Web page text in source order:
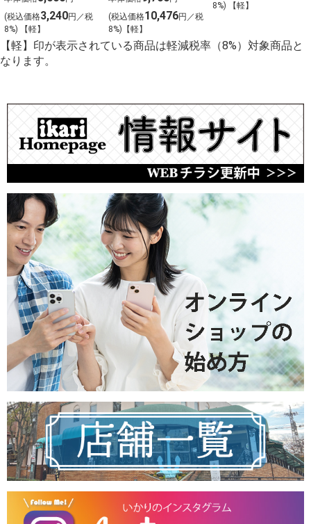
(税込価格3,240円／税
8%) 【軽】
(税込価格10,476円／税
8%)【軽】
8%) 【軽】
【軽】印が表示されている商品は軽減税率（8%）対象商品と
なります。